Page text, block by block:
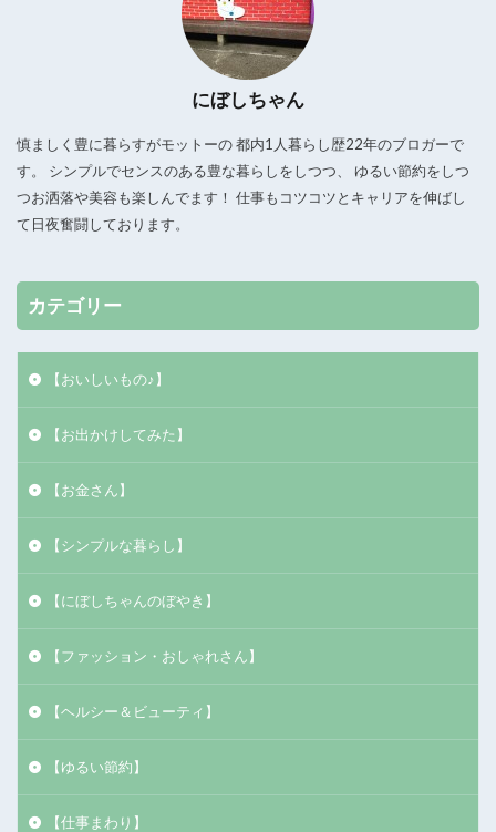
にぼしちゃん
慎ましく豊に暮らすがモットーの 都内1人暮らし歴22年のブロガーで
す。 シンプルでセンスのある豊な暮らしをしつつ、 ゆるい節約をしつ
つお洒落や美容も楽しんでます！ 仕事もコツコツとキャリアを伸ばし
て日夜奮闘しております。
カテゴリー
【おいしいもの♪】
【お出かけしてみた】
【お金さん】
【シンプルな暮らし】
【にぼしちゃんのぼやき】
【ファッション・おしゃれさん】
【ヘルシー＆ビューティ】
【ゆるい節約】
【仕事まわり】